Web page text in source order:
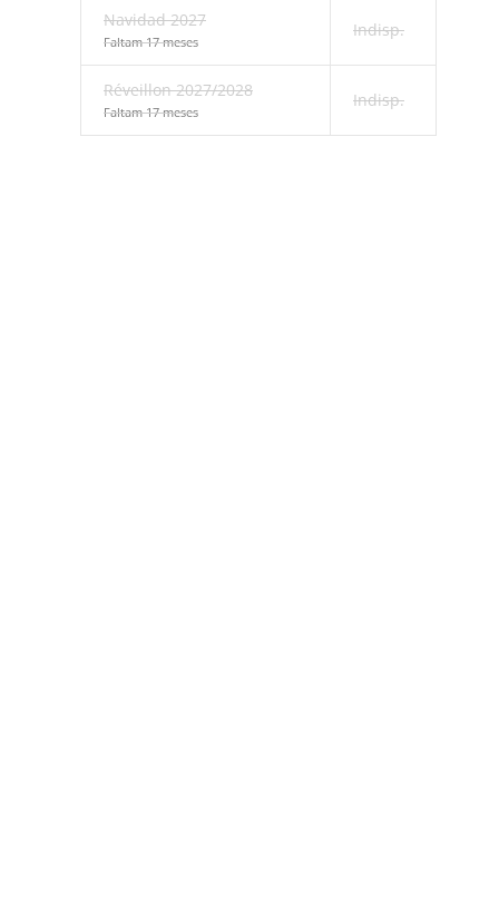
Navidad 2027
Faltam 17 meses
Indisp.
Réveillon 2027/2028
Faltam 17 meses
Indisp.